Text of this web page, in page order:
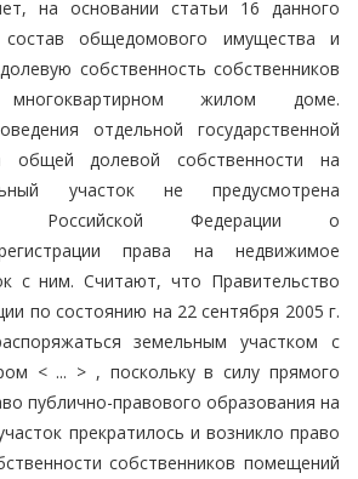
на основании статьи 16 данного
общедомового имущества и
собственность собственников
жилом доме.
отдельной государственной
общей долевой собственности на
участок не предусмотрена
Российской Федерации о
права на недвижимое
с ним. Считают, что Правительство
по состоянию на 22 сентября 2005 г.
земельным участком с
< ... > , поскольку в силу прямого
публично-правового образования на
прекратилось и возникло право
собственников помещений